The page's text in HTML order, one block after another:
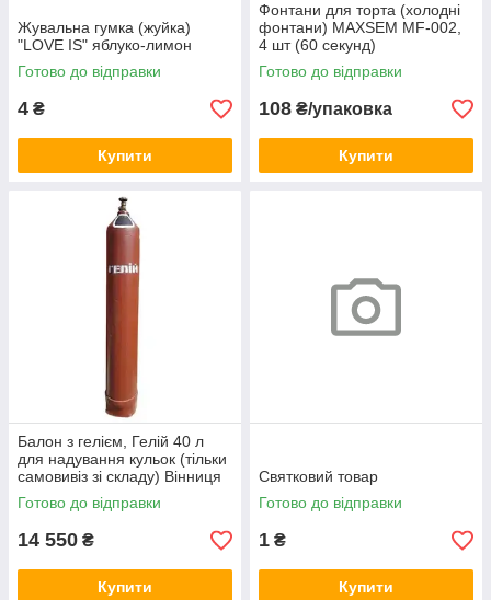
Жувальна гумка (жуйка)
"LOVE IS" яблуко-лимон
Готово до відправки
4 ₴
Купити
Фонтани для торта (холодні
фонтани) MAXSEM MF-002,
4 шт (60 секунд)
Готово до відправки
108 ₴/упаковка
Купити
Балон з гелієм, Гелій 40 л
для надування кульок (тільки
самовивіз зі складу) Вінниця
Готово до відправки
14 550 ₴
Купити
Святковий товар
Готово до відправки
1 ₴
Купити